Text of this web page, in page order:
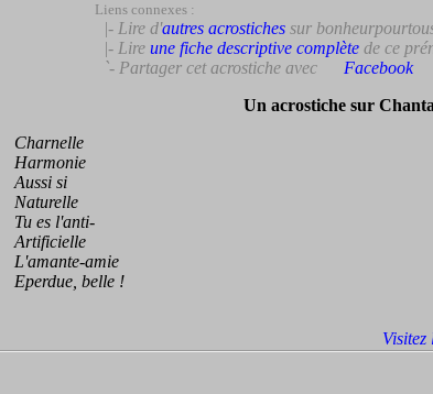
Liens connexes :
|- Lire d'autres acrostichessur
|- Lire une fiche descriptive complètede ce
`- Partager cet acrostiche avec
Facebook
Un acrostiche sur
Charnelle
Harmonie
Aussi si
Naturelle
Tu es l'anti-
Artificielle
L'amante-amie
Eperdue, belle !
Visitez